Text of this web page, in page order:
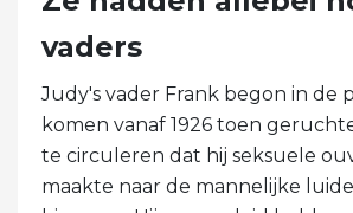
vaders
Judy's vader Frank begon in de
komen vanaf 1926 toen
te circuleren dat hij seksuele
maakte naar de mannelijke